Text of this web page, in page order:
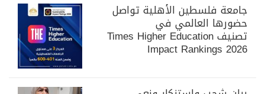
جامعة فلسطين الأهلية تواصل
حضورها العالمي في
تصنيف Times Higher Education
Impact Rankings 2026